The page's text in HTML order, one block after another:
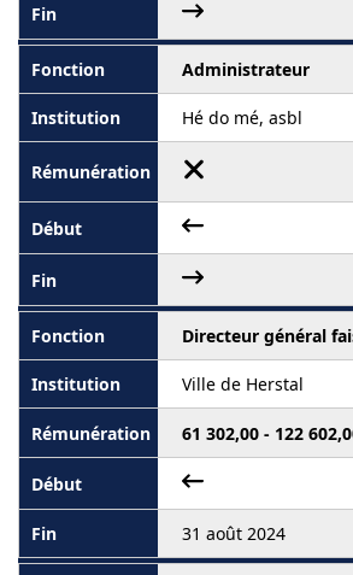
Administrateur
Hé do mé, asbl
Directeur général
Ville de Herstal
61 302,00 - 122
31 août 2024